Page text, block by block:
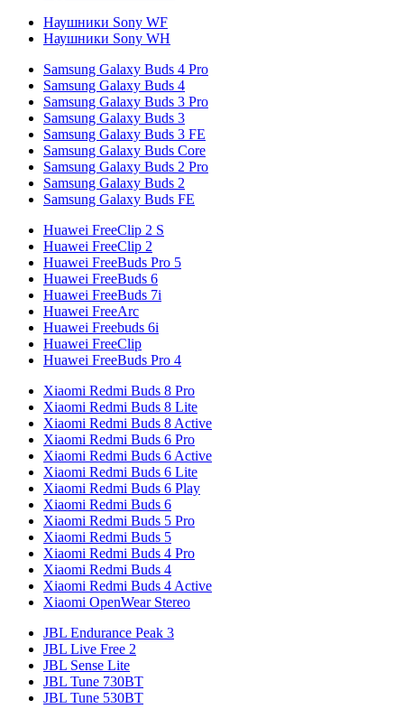
Наушники Sony WF
Наушники Sony WH
Samsung Galaxy Buds 4 Pro
Samsung Galaxy Buds 4
Samsung Galaxy Buds 3 Pro
Samsung Galaxy Buds 3
Samsung Galaxy Buds 3 FE
Samsung Galaxy Buds Core
Samsung Galaxy Buds 2 Pro
Samsung Galaxy Buds 2
Samsung Galaxy Buds FE
Huawei FreeClip 2 S
Huawei FreeClip 2
Huawei FreeBuds Pro 5
Huawei FreeBuds 6
Huawei FreeBuds 7i
Huawei FreeArc
Huawei Freebuds 6i
Huawei FreeClip
Huawei FreeBuds Pro 4
Xiaomi Redmi Buds 8 Pro
Xiaomi Redmi Buds 8 Lite
Xiaomi Redmi Buds 8 Active
Xiaomi Redmi Buds 6 Pro
Xiaomi Redmi Buds 6 Active
Xiaomi Redmi Buds 6 Lite
Xiaomi Redmi Buds 6 Play
Xiaomi Redmi Buds 6
Xiaomi Redmi Buds 5 Pro
Xiaomi Redmi Buds 5
Xiaomi Redmi Buds 4 Pro
Xiaomi Redmi Buds 4
Xiaomi Redmi Buds 4 Active
Xiaomi OpenWear Stereo
JBL Endurance Peak 3
JBL Live Free 2
JBL Sense Lite
JBL Tune 730BT
JBL Tune 530BT